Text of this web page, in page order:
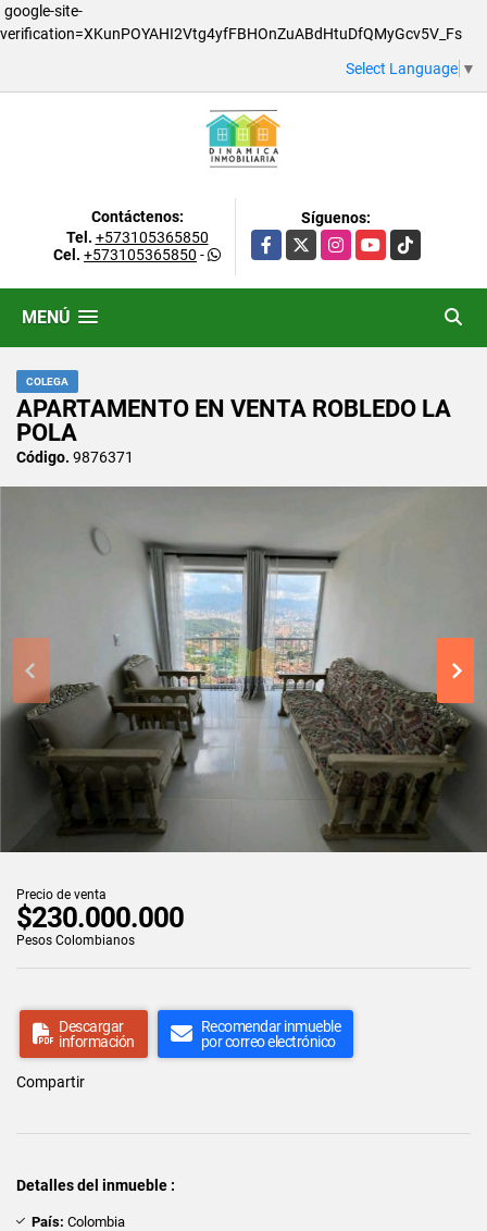
google-site-
verification=XKunPOYAHI2Vtg4yfFBHOnZuABdHtuDfQMyGcv5V_Fs
Select Language ▼
Contáctenos:
Tel. +573105365850
Cel. +573105365850 -
Síguenos:
Facebook
X InstagramYouTubeTikTok
MENÚ
COLEGA
APARTAMENTO EN VENTA ROBLEDO LA
POLA
Código. 9876371
Precio de venta
$230.000.000
Pesos Colombianos
Descargar
información
Recomendar inmueble
por correo electrónico
Compartir
Detalles del inmueble :
País: Colombia